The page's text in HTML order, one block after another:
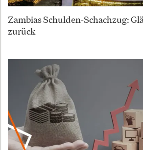
Zambias Schulden-Schachzug:
zurück